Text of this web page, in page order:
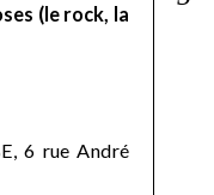
(le rock, la
6 rue André